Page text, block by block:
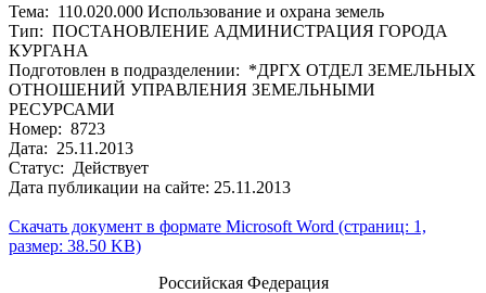
Тема: 110.020.000 Использование и охрана земель
Тип: ПОСТАНОВЛЕНИЕ АДМИНИСТРАЦИЯ ГОРОДА
КУРГАНА
Подготовлен в подразделении: *ДРГХ ОТДЕЛ ЗЕМЕЛЬНЫХ
ОТНОШЕНИЙ УПРАВЛЕНИЯ ЗЕМЕЛЬНЫМИ
РЕСУРСАМИ
Номер: 8723
Дата: 25.11.2013
Статус: Действует
Дата публикации на сайте: 25.11.2013
Скачать документ в формате Microsoft Word (страниц: 1,
размер: 38.50 KB)
Российская Федерация